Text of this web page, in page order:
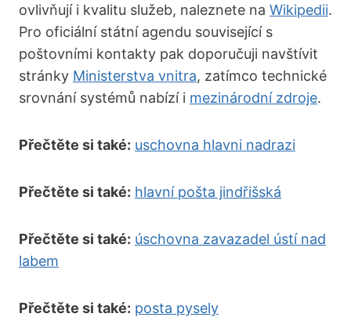
ovlivňují i kvalitu služeb, naleznete na Wikipedii.
Pro oficiální státní agendu související s
poštovními kontakty pak doporučuji navštívit
stránky Ministerstva vnitra, zatímco technické
srovnání systémů nabízí i mezinárodní zdroje.
Přečtěte si také: uschovna hlavni nadrazi
Přečtěte si také: hlavní pošta jindřišská
Přečtěte si také: úschovna zavazadel ústí nad
labem
Přečtěte si také: posta pysely